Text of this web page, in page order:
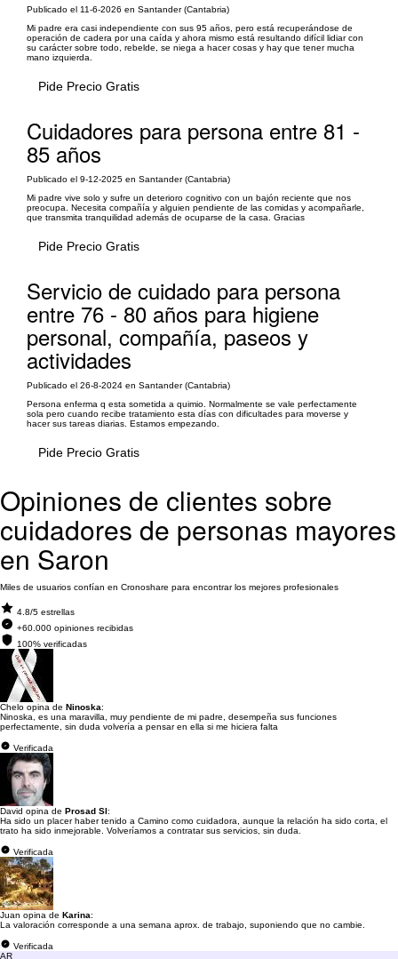
Publicado el 11-6-2026 en Santander (Cantabria)
Mi padre era casi independiente con sus 95 años, pero está recuperándose de
operación de cadera por una caída y ahora mismo está resultando difícil lidiar con
su carácter sobre todo, rebelde, se niega a hacer cosas y hay que tener mucha
mano izquierda.
Pide Precio Gratis
Cuidadores para persona entre 81 -
85 años
Publicado el 9-12-2025 en Santander (Cantabria)
Mi padre vive solo y sufre un deterioro cognitivo con un bajón reciente que nos
preocupa. Necesita compañía y alguien pendiente de las comidas y acompañarle,
que transmita tranquilidad además de ocuparse de la casa. Gracias
Pide Precio Gratis
Servicio de cuidado para persona
entre 76 - 80 años para higiene
personal, compañía, paseos y
actividades
Publicado el 26-8-2024 en Santander (Cantabria)
Persona enferma q esta sometida a quimio. Normalmente se vale perfectamente
sola pero cuando recibe tratamiento esta días con dificultades para moverse y
hacer sus tareas diarias. Estamos empezando.
Pide Precio Gratis
Opiniones de clientes sobre
cuidadores de personas mayores
en Saron
Miles de usuarios confían en Cronoshare para encontrar los mejores profesionales
4.8/5 estrellas
+60.000 opiniones recibidas
100% verificadas
Chelo opina de Ninoska:
Ninoska, es una maravilla, muy pendiente de mi padre, desempeña sus funciones
perfectamente, sin duda volvería a pensar en ella si me hiciera falta
Verificada
David opina de Prosad Sl:
Ha sido un placer haber tenido a Camino como cuidadora, aunque la relación ha sido corta, el
trato ha sido inmejorable. Volveríamos a contratar sus servicios, sin duda.
Verificada
Juan opina de Karina:
La valoración corresponde a una semana aprox. de trabajo, suponiendo que no cambie.
Verificada
AR